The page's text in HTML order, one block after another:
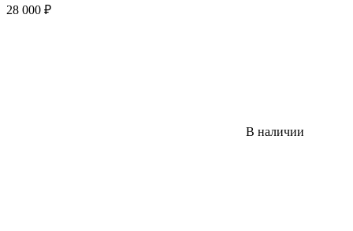
28 000 ₽
В наличии